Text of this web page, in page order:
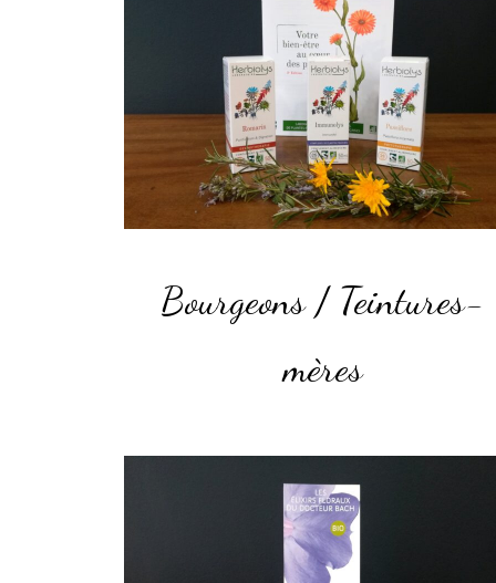
Bourgeons / Teintures-
mères